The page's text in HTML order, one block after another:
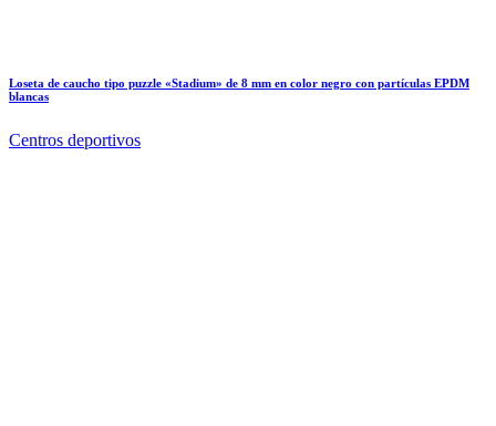
Loseta de caucho tipo puzzle «Stadium» de 8 mm en color negro con partículas EPDM
blancas
Centros deportivos